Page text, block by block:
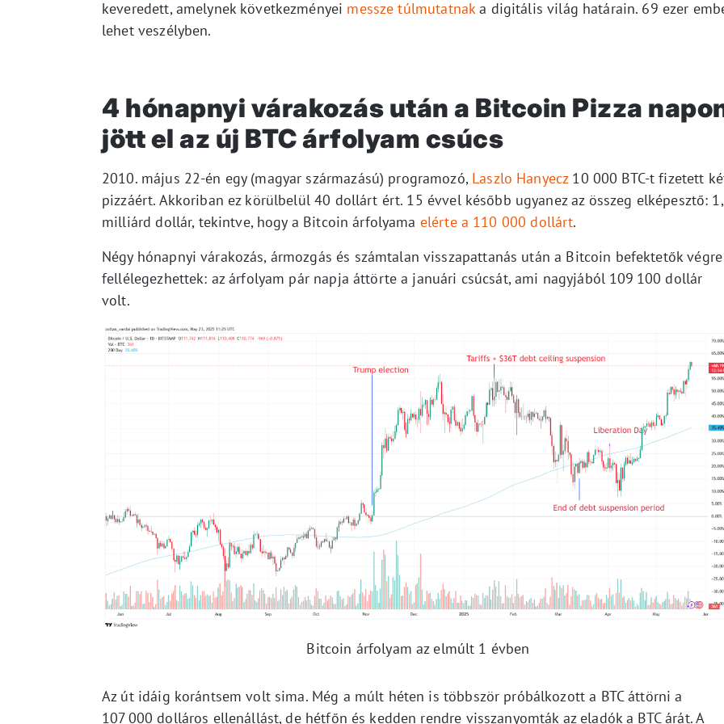
keveredett, amelynek következményei messze túlmutatnaka digitális világ határain. 69 ezer
lehet veszélyben.
4 hónapnyi várakozás után a Bitcoin Pizza
jött el az új BTC árfolyam csúcs
2010. május 22-én egy (magyar származású) programozó, Laszlo Hanyecz10 000 BTC-t fizetett
pizzáért. Akkoriban ez körülbelül 40 dollárt ért. 15 évvel később ugyanez az összeg elképesztő:
milliárd dollár, tekintve, hogy a Bitcoin árfolyama elérte a 110 000 dollárt.
Négy hónapnyi várakozás, ármozgás és számtalan visszapattanás után a Bitcoin befektetők végre
fellélegezhettek: az árfolyam pár napja áttörte a januári csúcsát, ami nagyjából 109 100 dollár
volt.
Bitcoin árfolyam az elmúlt 1 évben
Az út idáig korántsem volt sima. Még a múlt héten is többször próbálkozott a BTC áttörni a
107 000 dolláros ellenállást, de hétfőn és kedden rendre visszanyomták az eladók a BTC árát. A